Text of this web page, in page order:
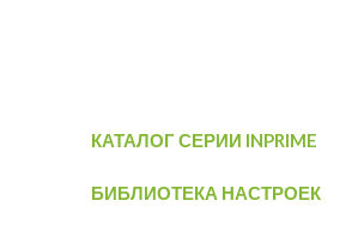
КАТАЛОГ СЕРИИ INPRIME
БИБЛИОТЕКА НАСТРОЕК